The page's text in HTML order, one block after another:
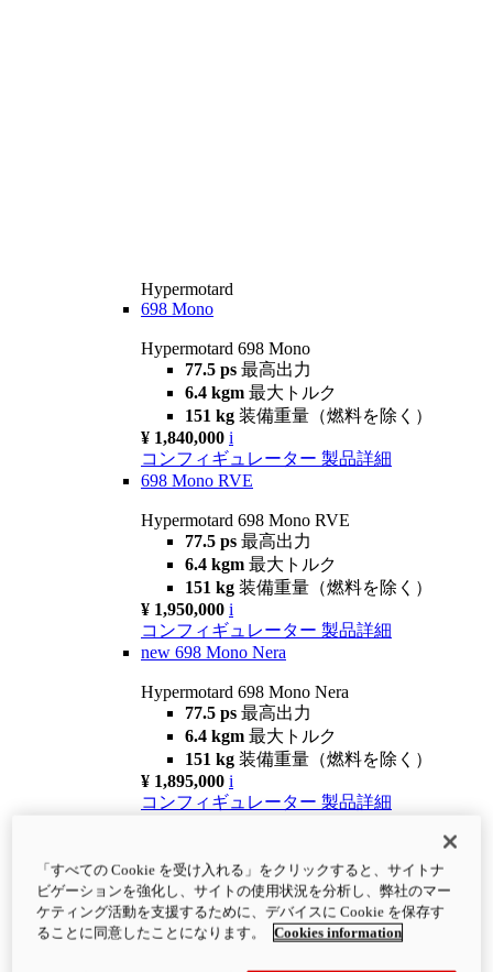
Hypermotard
698 Mono
Hypermotard 698 Mono
77.5 ps 最高出力
6.4 kgm 最大トルク
151 kg 装備重量（燃料を除く）
¥ 1,840,000 i
コンフィギュレーター 製品詳細
698 Mono RVE
Hypermotard 698 Mono RVE
77.5 ps 最高出力
6.4 kgm 最大トルク
151 kg 装備重量（燃料を除く）
¥ 1,950,000 i
コンフィギュレーター 製品詳細
new 698 Mono Nera
Hypermotard 698 Mono Nera
77.5 ps 最高出力
6.4 kgm 最大トルク
151 kg 装備重量（燃料を除く）
¥ 1,895,000 i
コンフィギュレーター 製品詳細
Hypermotard V2
120.4 hp最高出力
9.6 kgm最大トルク
180 kg装備重量（燃料を除く）
「すべての Cookie を受け入れる」をクリックすると、サイトナ
ビゲーションを強化し、サイトの使用状況を分析し、弊社のマー
ケティング活動を支援するために、デバイスに Cookie を保存す
ることに同意したことになります。
Cookies information